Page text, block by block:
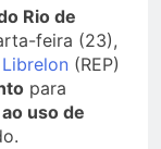
Rio de
feira (23),
(REP)
para
uso de